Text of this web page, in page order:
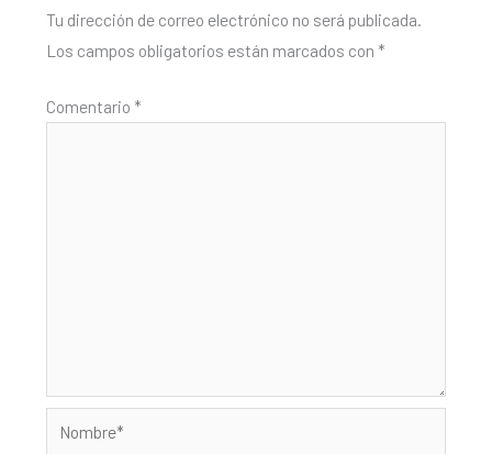
Tu dirección de correo electrónico no será publicada.
Los campos obligatorios están marcados con *
Comentario *